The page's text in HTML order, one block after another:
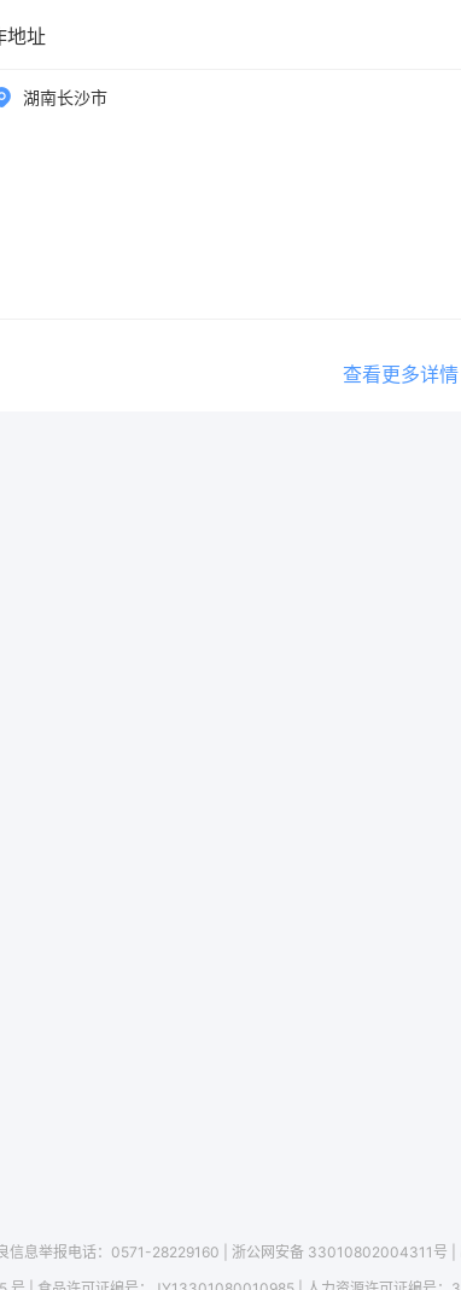
地址
湖南长沙市
查看更多详情
信息举报电话：0571-28229160 浙公网安备 33010802004311号